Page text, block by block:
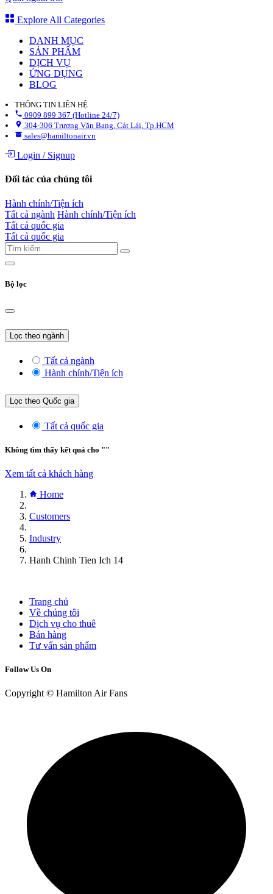
Explore All Categories
DANH MỤC
SẢN PHẨM
DỊCH VỤ
ỨNG DỤNG
BLOG
THÔNG TIN LIÊN HỆ
0909 899 367 (Hotline 24/7)
304-306 Trương Văn Bang, Cát Lái, Tp.HCM
sales@hamiltonair.vn
Login /Signup
Đối tác của chúng tôi
Hành chính/Tiện ích
Tất cả ngành Hành chính/Tiện ích
Tất cả quốc gia
Tất cả quốc gia
Bộ lọc
Lọc theo ngành
Tất cả ngành
Hành chính/Tiện ích
Lọc theo Quốc gia
Tất cả quốc gia
Không tìm thấy kết quả cho ""
Xem tất cả khách hàng
Home
Customers
Industry
Hanh Chinh Tien Ich 14
Trang chủ
Về chúng tôi
Dịch vụ cho thuê
Bán hàng
Tư vấn sản phẩm
Follow Us On
Copyright © Hamilton Air Fans